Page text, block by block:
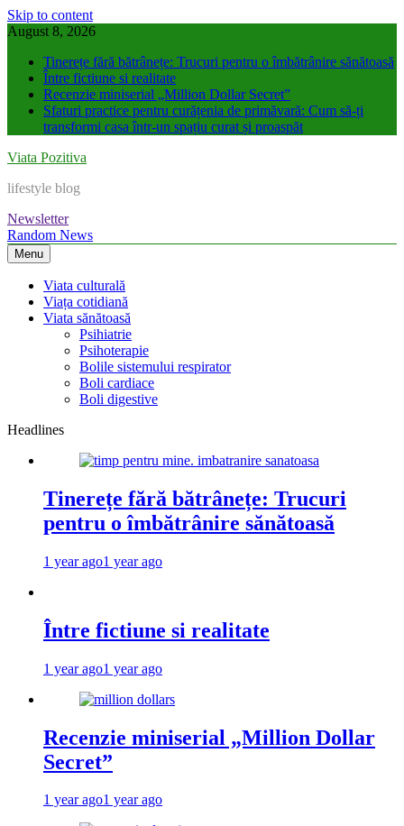
Skip to content
August 8, 2026
Tinerețe fără bătrânețe: Trucuri pentru o îmbătrânire sănătoasă
Între fictiune si realitate
Recenzie miniserial „Million Dollar Secret”
Sfaturi practice pentru curățenia de primăvară: Cum să-ți
transformi casa într-un spațiu curat și proaspăt
Viata Pozitiva
lifestyle blog
Newsletter
Random News
Menu
Viata culturală
Viața cotidiană
Viata sănătoasă
Psihiatrie
Psihoterapie
Bolile sistemului respirator
Boli cardiace
Boli digestive
Headlines
Tinerețe fără bătrânețe: Trucuri
pentru o îmbătrânire sănătoasă
1 year ago1 year ago
Între fictiune si realitate
1 year ago1 year ago
Recenzie miniserial „Million Dollar
Secret”
1 year ago1 year ago